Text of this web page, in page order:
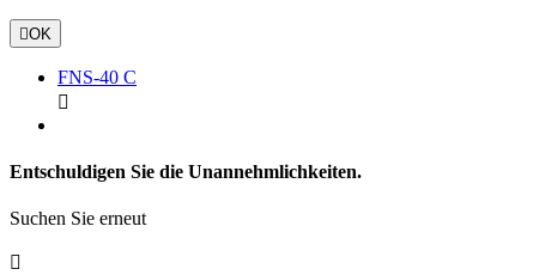
OK
FNS-40 C

Entschuldigen Sie die Unannehmlichkeiten.
Suchen Sie erneut
